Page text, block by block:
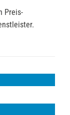
Preis-